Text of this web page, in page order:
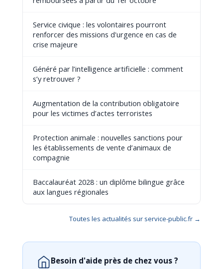
Service civique : les volontaires pourront
renforcer des missions d'urgence en cas de
crise majeure
Généré par l’intelligence artificielle : comment
s’y retrouver ?
Augmentation de la contribution obligatoire
pour les victimes d’actes terroristes
Protection animale : nouvelles sanctions pour
les établissements de vente d’animaux de
compagnie
Baccalauréat 2028 : un diplôme bilingue grâce
aux langues régionales
Toutes les actualités sur service-public.fr →
Besoin d'aide près de chez vous ?